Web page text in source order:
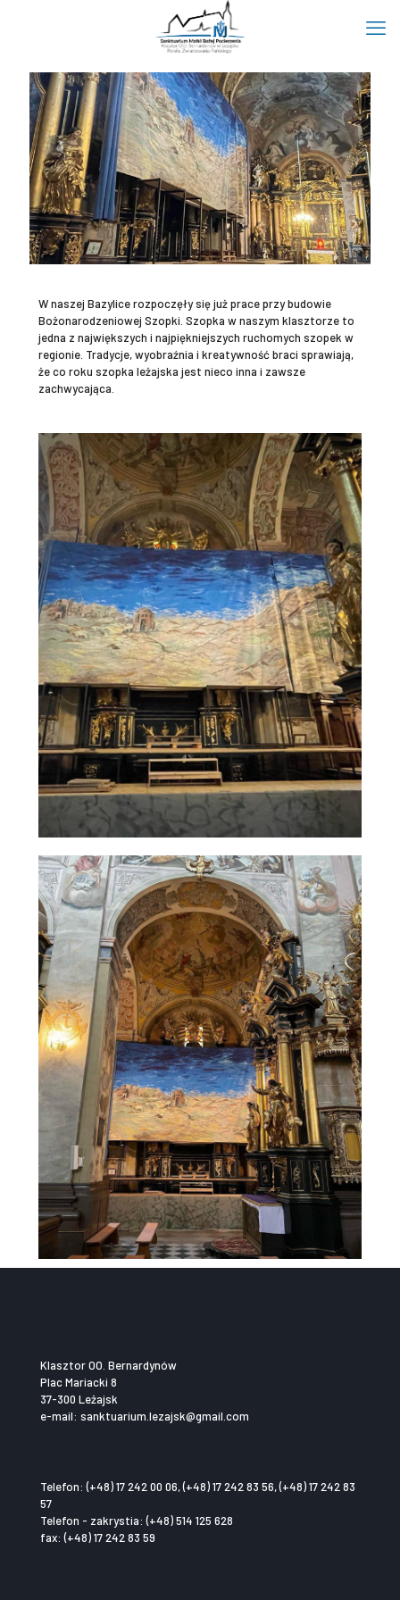
W naszej Bazylice rozpoczęły się już prace przy budowie
Bożonarodzeniowej Szopki. Szopka w naszym klasztorze to
jedna z największych i najpiękniejszych ruchomych szopek w
regionie. Tradycje, wyobraźnia i kreatywność braci sprawiają,
że co roku szopka leżajska jest nieco inna i zawsze
zachwycająca.
Klasztor OO. Bernardynów
Plac Mariacki 8
37-300 Leżajsk
e-mail: sanktuarium.lezajsk@gmail.com
Telefon: (+48) 17 242 00 06, (+48) 17 242 83 56, (+48) 17 242 83
57
Telefon - zakrystia: (+48) 514 125 628
fax: (+48) 17 242 83 59